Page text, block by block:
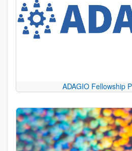
ADAGIO Fellowship